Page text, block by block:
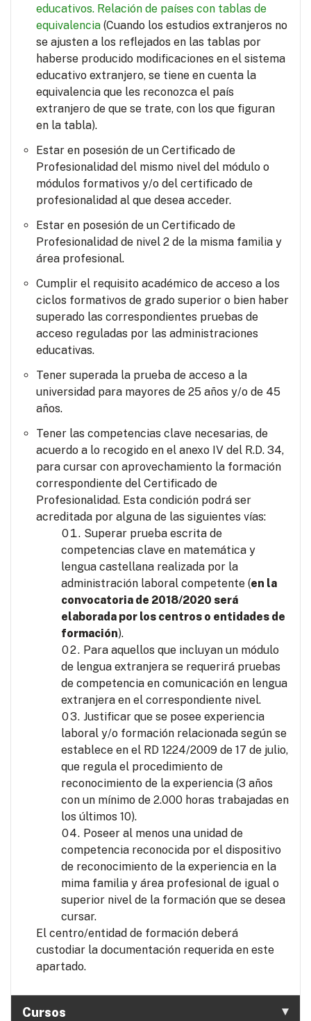
educativos. Relación de países con tablas de
equivalencia (Cuando los estudios extranjeros no
se ajusten a los reflejados en las tablas por
haberse producido modificaciones en el sistema
educativo extranjero, se tiene en cuenta la
equivalencia que les reconozca el país
extranjero de que se trate, con los que figuran
en la tabla).
Estar en posesión de un Certificado de
Profesionalidad del mismo nivel del módulo o
módulos formativos y/o del certificado de
profesionalidad al que desea acceder.
Estar en posesión de un Certificado de
Profesionalidad de nivel 2 de la misma familia y
área profesional.
Cumplir el requisito académico de acceso a los
ciclos formativos de grado superior o bien haber
superado las correspondientes pruebas de
acceso reguladas por las administraciones
educativas.
Tener superada la prueba de acceso a la
universidad para mayores de 25 años y/o de 45
años.
Tener las competencias clave necesarias, de
acuerdo a lo recogido en el anexo IV del R.D. 34,
para cursar con aprovechamiento la formación
correspondiente del Certificado de
Profesionalidad. Esta condición podrá ser
acreditada por alguna de las siguientes vías:
Superar prueba escrita de
competencias clave en matemática y
lengua castellana realizada por la
administración laboral competente (en la
convocatoria de 2018/2020 será
elaborada por los centros o entidades de
formación).
Para aquellos que incluyan un módulo
de lengua extranjera se requerirá pruebas
de competencia en comunicación en lengua
extranjera en el correspondiente nivel.
Justificar que se posee experiencia
laboral y/o formación relacionada según se
establece en el RD 1224/2009 de 17 de julio,
que regula el procedimiento de
reconocimiento de la experiencia (3 años
con un mínimo de 2.000 horas trabajadas en
los últimos 10).
Poseer al menos una unidad de
competencia reconocida por el dispositivo
de reconocimiento de la experiencia en la
mima familia y área profesional de igual o
superior nivel de la formación que se desea
cursar.
El centro/entidad de formación deberá
custodiar la documentación requerida en este
apartado.
Cursos